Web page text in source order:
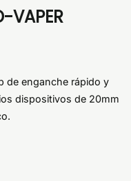
VAPER
de enganche rápido y
dispositivos de 20mm